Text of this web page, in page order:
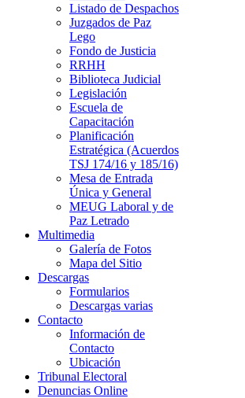
Listado de Despachos
Juzgados de Paz
Lego
Fondo de Justicia
RRHH
Biblioteca Judicial
Legislación
Escuela de
Capacitación
Planificación
Estratégica (Acuerdos
TSJ 174/16 y 185/16)
Mesa de Entrada
Única y General
MEUG Laboral y de
Paz Letrado
Multimedia
Galería de Fotos
Mapa del Sitio
Descargas
Formularios
Descargas varias
Contacto
Información de
Contacto
Ubicación
Tribunal Electoral
Denuncias Online